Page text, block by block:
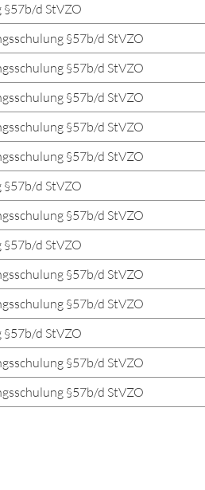
§57b/d StVZO
§57b/d StVZO
§57b/d StVZO
§57b/d StVZO
§57b/d StVZO
§57b/d StVZO
§57b/d StVZO
§57b/d StVZO
§57b/d StVZO
§57b/d StVZO
§57b/d StVZO
§57b/d StVZO
§57b/d StVZO
§57b/d StVZO